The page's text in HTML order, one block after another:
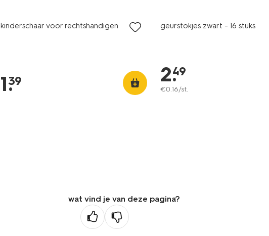
kinderschaar voor rechtshandigen
1.
39
geurstokjes zwart - 16 stuks
2.
49
€0.16/st.
wat vind je van deze pagina?